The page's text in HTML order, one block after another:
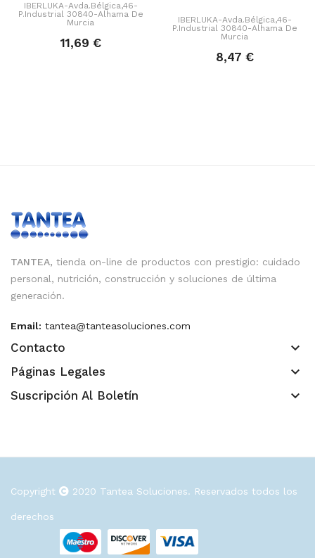
IBERLUKA-Avda.Bélgica,46-
P.Industrial 30840-Alhama De
Murcia
11,69 €
IBERLUKA-Avda.Bélgica,46-
P.Industrial 30840-Alhama De
Murcia
8,47 €
TANTEA, tienda on-line de productos con prestigio: cuidado
personal, nutrición, construcción y soluciones de última
generación.
Email: tantea@tanteasoluciones.com
Contacto keyboard_arrow_down
Páginas Legales keyboard_arrow_down
Suscripción Al Boletín keyboard_arrow_down
Copyright 2020 Tantea Soluciones. Reservados todos los
derechos